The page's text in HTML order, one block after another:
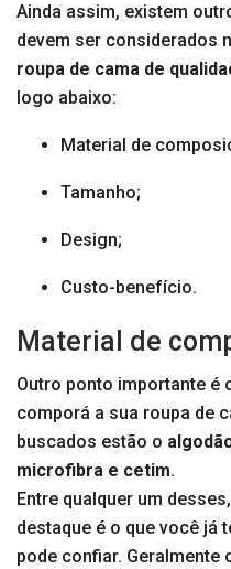
Ainda assim, existem
devem ser considerados
roupa de cama de
logo abaixo:
Material de
Tamanho;
Design;
Custo-benefício.
Material de
Outro ponto importante é
comporá a sua roupa de
buscados estão o
microfibra e cetim.
Entre qualquer um
destaque é o que você já
pode confiar.